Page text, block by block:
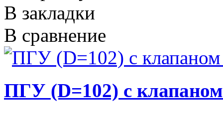
В закладки
В сравнение
ПГУ (D=102) с